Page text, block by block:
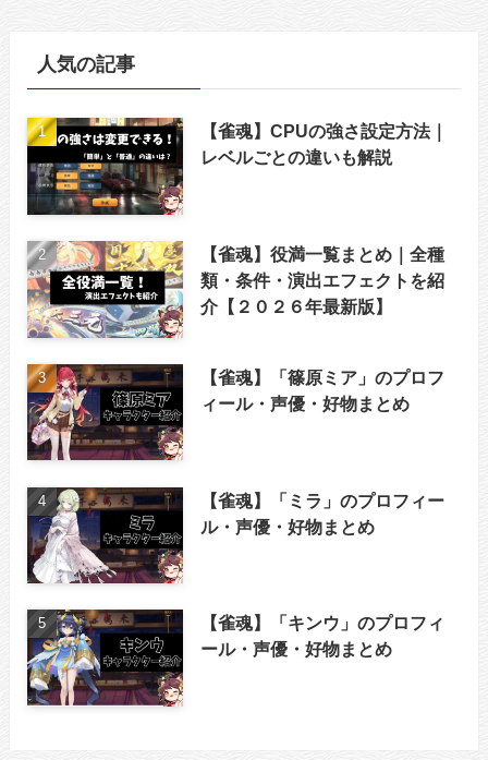
人気の記事
【雀魂】CPUの強さ設定方法｜
レベルごとの違いも解説
【雀魂】役満一覧まとめ｜全種
類・条件・演出エフェクトを紹
介【２０２６年最新版】
【雀魂】「篠原ミア」のプロフ
ィール・声優・好物まとめ
【雀魂】「ミラ」のプロフィー
ル・声優・好物まとめ
【雀魂】「キンウ」のプロフィ
ール・声優・好物まとめ